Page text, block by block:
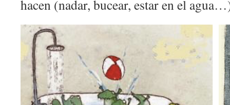
hacen (nadar, bucear, estar en el